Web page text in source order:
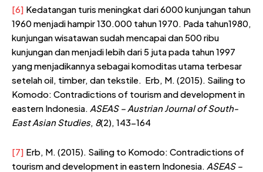
[6] Kedatangan turis meningkat dari 6000 kunjungan tahun
1960 menjadi hampir 130.000 tahun 1970. Pada tahun1980,
kunjungan wisatawan sudah mencapai dan 500 ribu
kunjungan dan menjadi lebih dari 5 juta pada tahun 1997
yang menjadikannya sebagai komoditas utama terbesar
setelah oil, timber, dan tekstile. Erb, M. (2015). Sailing to
Komodo: Contradictions of tourism and development in
eastern Indonesia. ASEAS – Austrian Journal of South-
East Asian Studies, 8(2), 143-164
[7] Erb, M. (2015). Sailing to Komodo: Contradictions of
tourism and development in eastern Indonesia. ASEAS –